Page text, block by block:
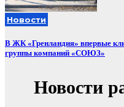
Новости
В ЖК «Гренландия» впервые
группы компаний «СОЮЗ»